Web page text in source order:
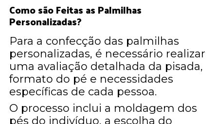
Como são Feitas as Palmilhas
Personalizadas?
Para a confecção das palmilhas
personalizadas, é necessário realizar
uma avaliação detalhada da pisada,
formato do pé e necessidades
específicas de cada pessoa.
O processo inclui a moldagem dos
pés do indivíduo, a escolha do